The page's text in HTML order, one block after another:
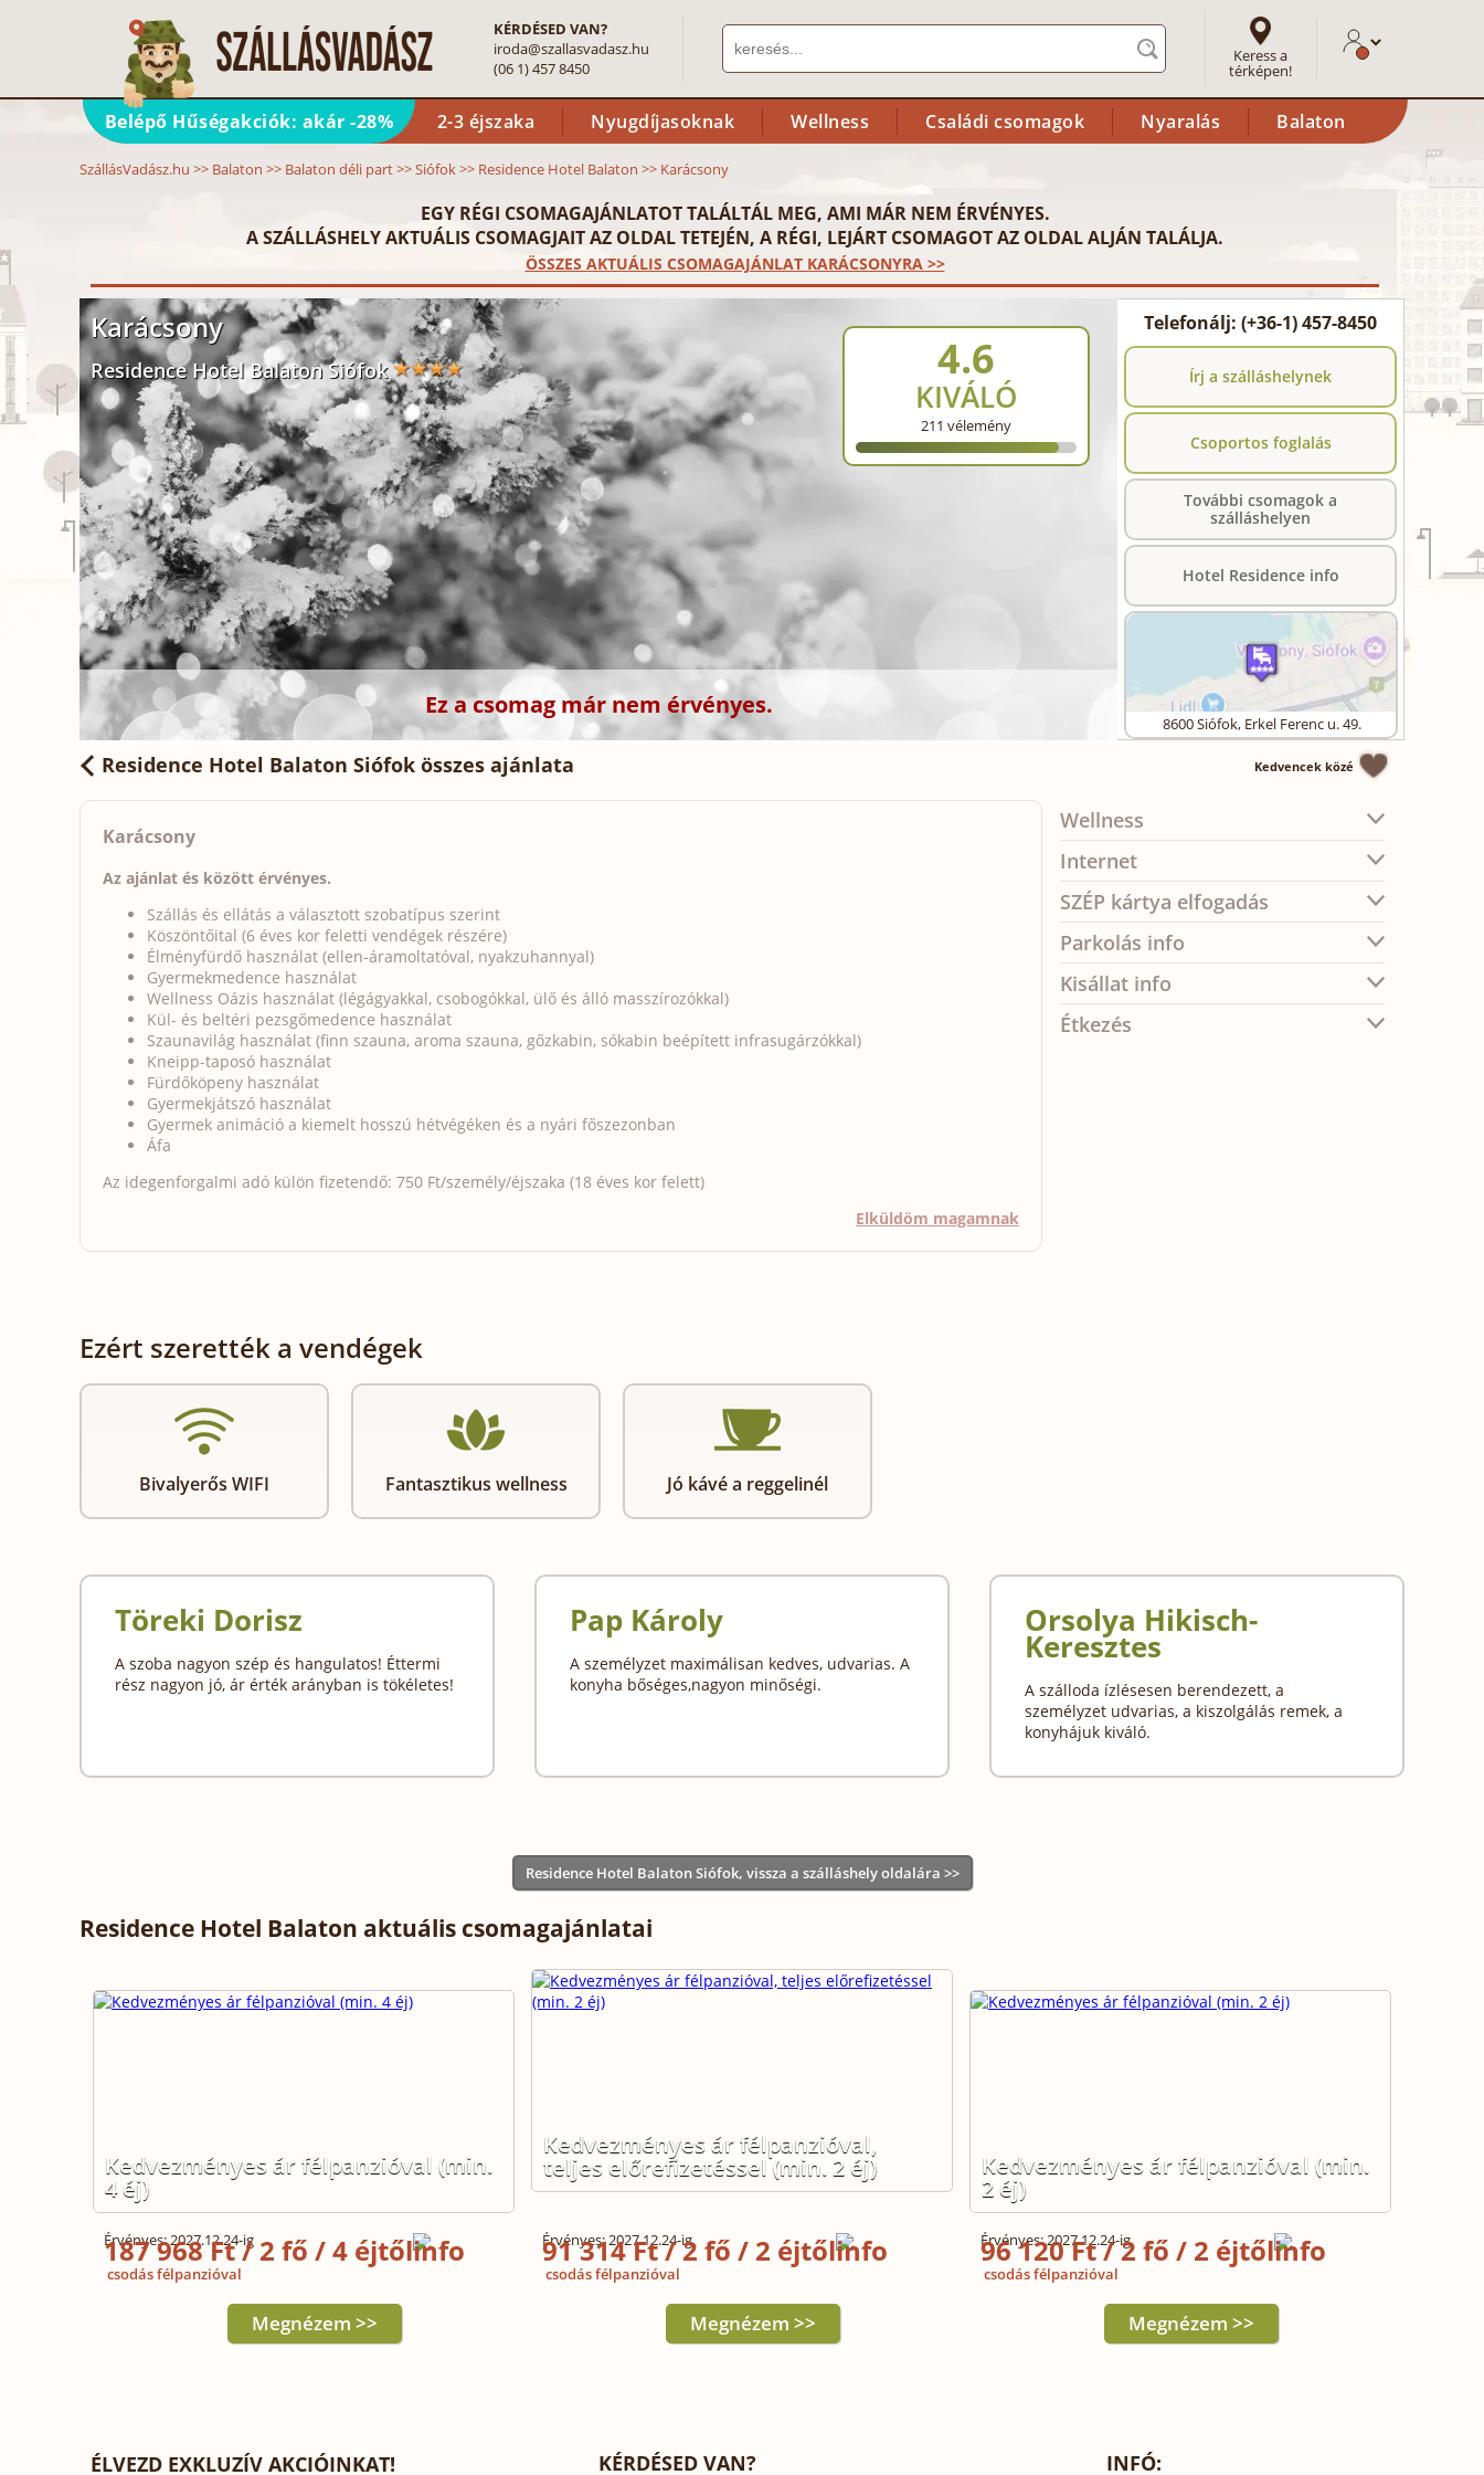
KÉRDÉSED VAN?
iroda@szallasvadasz.hu
(06 1) 457 8450
Keress a
térképen!
Belépő Hűségakciók: akár -28% 2-3 éjszaka Nyugdíjasoknak Wellness Családi csomagok Nyaralás Balaton
SzállásVadász.hu >> Balaton >> Balaton déli part>>Siófok>> Residence Hotel Balaton >> Karácsony
EGY RÉGI CSOMAGAJÁNLATOT TALÁLTÁL MEG, AMI MÁR NEM ÉRVÉNYES.
A SZÁLLÁSHELY AKTUÁLIS CSOMAGJAIT AZ OLDAL TETEJÉN, A RÉGI, LEJÁRT CSOMAGOT AZ OLDAL ALJÁN TALÁLJA.
ÖSSZES AKTUÁLIS CSOMAGAJÁNLAT KARÁCSONYRA >>
Karácsony
Residence Hotel Balaton Siófok
Ez a csomag már nem érvényes.
4.6
KIVÁLÓ
211 vélemény
Telefonálj: (+36-1) 457-8450
Írj a szálláshelynek
Csoportos foglalás
További csomagok a
szálláshelyen
Hotel Residence info
8600Siófok, Erkel Ferenc u. 49.
Residence Hotel Balaton Siófok összes ajánlata Kedvencek közé
Karácsony
Az ajánlat és között érvényes.
Szállás és ellátás a választott szobatípus szerint
Köszöntőital (6 éves kor feletti vendégek részére)
Élményfürdő használat (ellen-áramoltatóval, nyakzuhannyal)
Gyermekmedence használat
Wellness Oázis használat (légágyakkal, csobogókkal, ülő és álló masszírozókkal)
Kül- és beltéri pezsgőmedence használat
Szaunavilág használat (finn szauna, aroma szauna, gőzkabin, sókabin beépített infrasugárzókkal)
Kneipp-taposó használat
Fürdőköpeny használat
Gyermekjátszó használat
Gyermek animáció a kiemelt hosszú hétvégéken és a nyári főszezonban
Áfa
Az idegenforgalmi adó külön fizetendő: 750 Ft/személy/éjszaka (18 éves kor felett)
Elküldöm magamnak
Wellness
Internet
SZÉP kártya elfogadás
Parkolás info
Kisállat info
Étkezés
Ezért szerették a vendégek
Bivalyerős WIFI Fantasztikus wellness Jó kávé a reggelinél
Töreki Dorisz
A szoba nagyon szép és hangulatos! Éttermi
rész nagyon jó, ár érték arányban is tökéletes!
Pap Károly
A személyzet maximálisan kedves, udvarias. A
konyha bőséges,nagyon minőségi.
Orsolya Hikisch-
Keresztes
A szálloda ízlésesen berendezett, a
személyzet udvarias, a kiszolgálás remek, a
konyhájuk kiváló.
Residence Hotel Balaton Siófok, vissza a szálláshely oldalára >>
Residence Hotel Balaton aktuális csomagajánlatai
Kedvezményes ár félpanzióval (min.
4 éj)
Kedvezményes ár félpanzióval,
teljes előrefizetéssel (min. 2 éj) Kedvezményes ár félpanzióval (min.
2 éj)
Érvényes: 2027.12.24-ig
187 968 Ft / 2 fő / 4 éjtől
csodás félpanzióval
Megnézem >>
Érvényes: 2027.12.24-ig
91 314 Ft / 2 fő / 2 éjtől
csodás félpanzióval
Megnézem >>
Érvényes: 2027.12.24-ig
96 120 Ft / 2 fő / 2 éjtől
csodás félpanzióval
Megnézem >>
ÉLVEZD EXKLUZÍV AKCIÓINKAT! KÉRDÉSED VAN? INFÓ: